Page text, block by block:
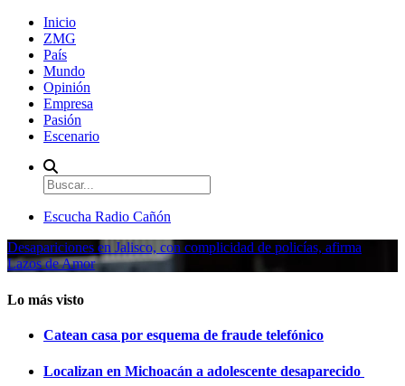
Inicio
ZMG
País
Mundo
Opinión
Empresa
Pasión
Escenario
Escucha Radio Cañón
Desapariciones en Jalisco, con complicidad de policías, afirma
Lazos de Amor
Lo más visto
Catean casa por esquema de fraude telefónico
Localizan en Michoacán a adolescente desaparecido